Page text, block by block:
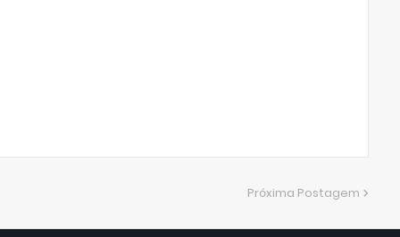
Próxima Postagem